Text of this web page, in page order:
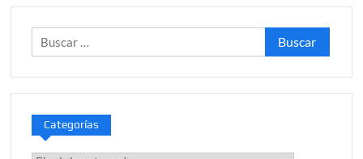
Buscar:
Categorías